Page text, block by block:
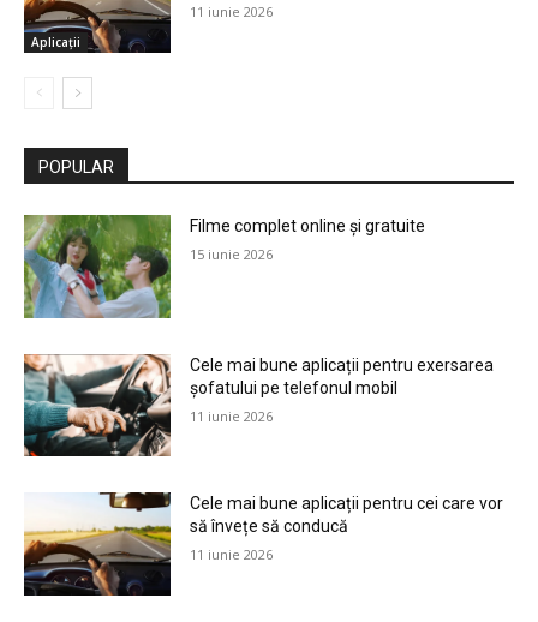
Aplicații
11 iunie 2026
POPULAR
Filme complet online și gratuite
15 iunie 2026
Cele mai bune aplicații pentru exersarea
șofatului pe telefonul mobil
11 iunie 2026
Cele mai bune aplicații pentru cei care vor
să învețe să conducă
11 iunie 2026